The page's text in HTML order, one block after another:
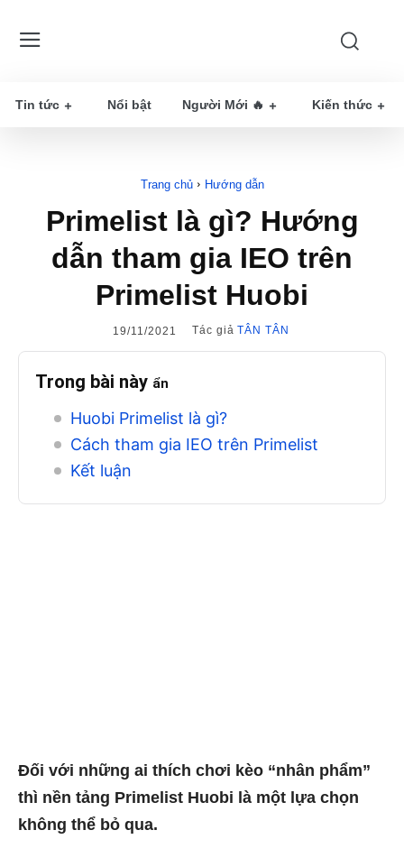
Tin tức Nổi bật Người Mới 🔥 Kiến thức
Trang chủ Hướng dẫn
Primelist là gì? Hướng
dẫn tham gia IEO trên
Primelist Huobi
19/11/2021 Tác giả TÂN TÂN
Trong bài này ẩn
Huobi Primelist là gì?
Cách tham gia IEO trên Primelist
Kết luận
Đối với những ai thích chơi kèo “nhân phẩm”
thì nền tảng Primelist Huobi là một lựa chọn
không thể bỏ qua.